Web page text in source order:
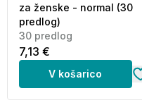
za ženske - normal (30
predlog)
30 predlog
7,13 €
V košarico